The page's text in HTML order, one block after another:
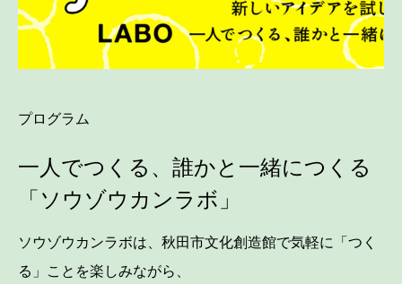
プログラム
一人でつくる、誰かと一緒につくる
「ソウゾウカンラボ」
ソウゾウカンラボは、秋田市文化創造館で気軽に「つく
る」ことを楽しみながら、